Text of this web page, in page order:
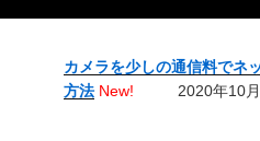
カメラを少しの通信料でネ
方法 New! 2020年10